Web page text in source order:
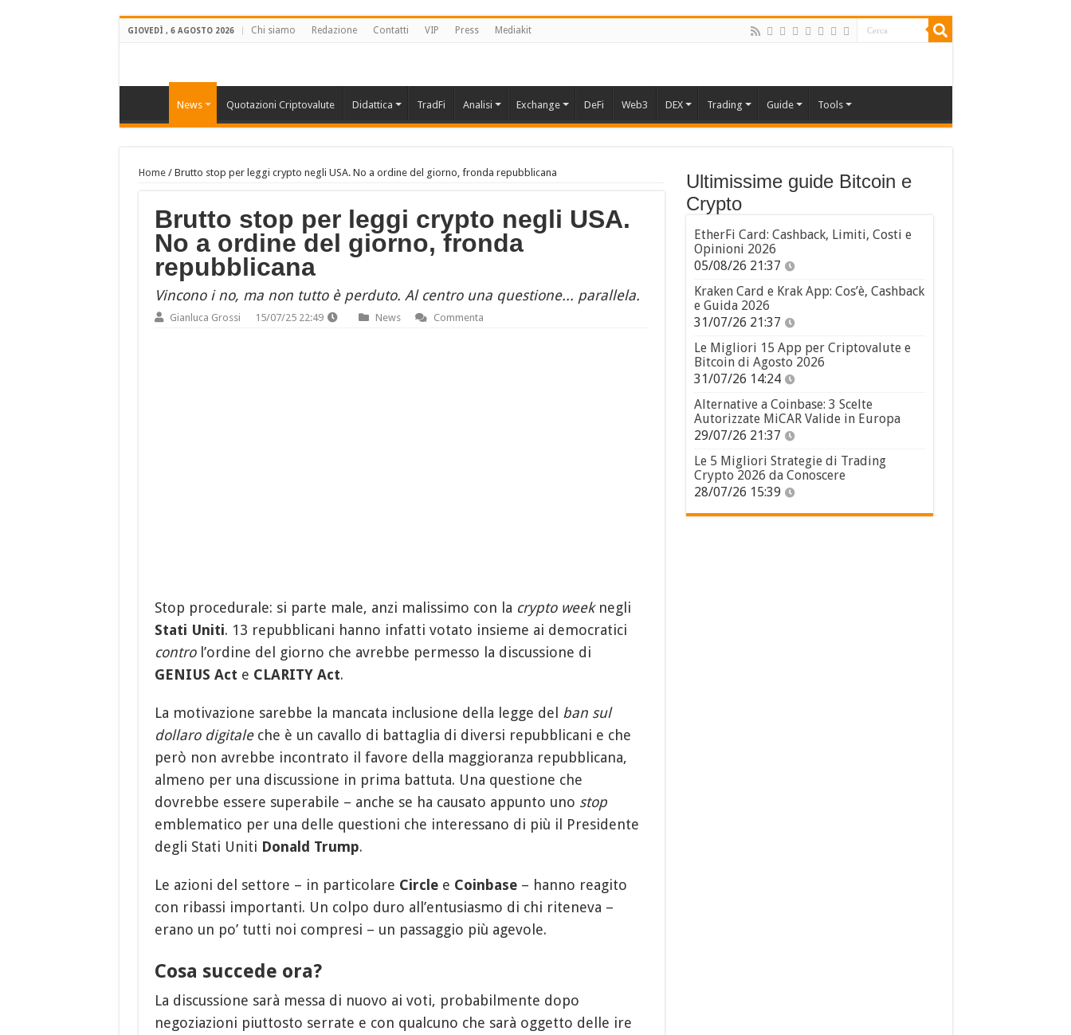
GIOVEDÌ , 6 AGOSTO 2026 Chi siamo Redazione Contatti VIP Press Mediakit
News Quotazioni Criptovalute Didattica TradFi Analisi Exchange DeFi Web3 DEX Trading Guide Tools
Home/ Brutto stop per leggi crypto negli USA. No a ordine del giorno, fronda repubblicana
Brutto stop per leggi crypto negli USA.
No a ordine del giorno, fronda
repubblicana
Vincono i no, ma non tutto è perduto. Al centro una questione... parallela.
Gianluca Grossi 15/07/25 22:49 News Commenta
Stop procedurale: si parte male, anzi malissimo con la crypto weeknegli
Stati Uniti. 13 repubblicani hanno infatti votato insieme ai democratici
control’ordine del giorno che avrebbe permesso la discussione di
GENIUS Act e CLARITY Act.
La motivazione sarebbe la mancata inclusione della legge del ban sul
dollaro digitaleche è un cavallo di battaglia di diversi repubblicani e che
però non avrebbe incontrato il favore della maggioranza repubblicana,
almeno per una discussione in prima battuta. Una questione che
dovrebbe essere superabile – anche se ha causato appunto uno stop
emblematico per una delle questioni che interessano di più il Presidente
degli Stati Uniti Donald Trump.
Le azioni del settore – in particolare Circlee Coinbase– hanno reagito
con ribassi importanti. Un colpo duro all’entusiasmo di chi riteneva –
erano un po’ tutti noi compresi – un passaggio più agevole.
Cosa succede ora?
La discussione sarà messa di nuovo ai voti, probabilmente dopo
negoziazioni piuttosto serrate e con qualcuno che sarà oggetto delle ire
Ultimissime guide Bitcoin e
Crypto
EtherFi Card: Cashback, Limiti, Costi e
Opinioni 2026
05/08/26 21:37
Kraken Card e Krak App: Cos’è, Cashback
e Guida 2026
31/07/26 21:37
Le Migliori 15 App per Criptovalute e
Bitcoin di Agosto 2026
31/07/26 14:24
Alternative a Coinbase: 3 Scelte
Autorizzate MiCAR Valide in Europa
29/07/26 21:37
Le 5 Migliori Strategie di Trading
Crypto 2026 da Conoscere
28/07/26 15:39